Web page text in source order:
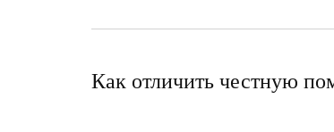
Как отличить честную